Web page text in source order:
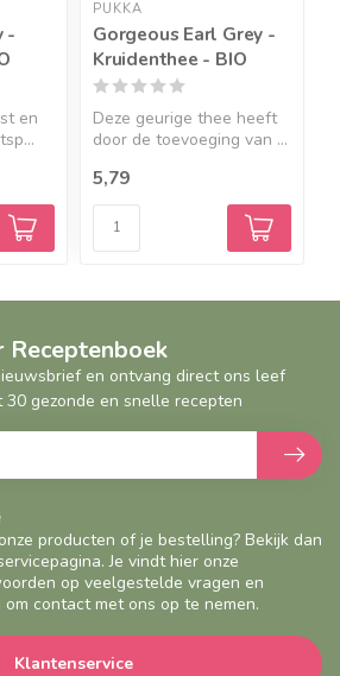
-
en
PUKKA
Gorgeous Earl Grey -
Kruidenthee - BIO
Deze geurige thee heeft
door de toevoeging van ...
5,79
producten of je bestelling? Bekijk dan
Je vindt hier onze
op veelgestelde vragen en
contact met ons op te nemen.
Klantenservice
Receptenboek
en ontvang direct ons leef
gezonde en snelle recepten